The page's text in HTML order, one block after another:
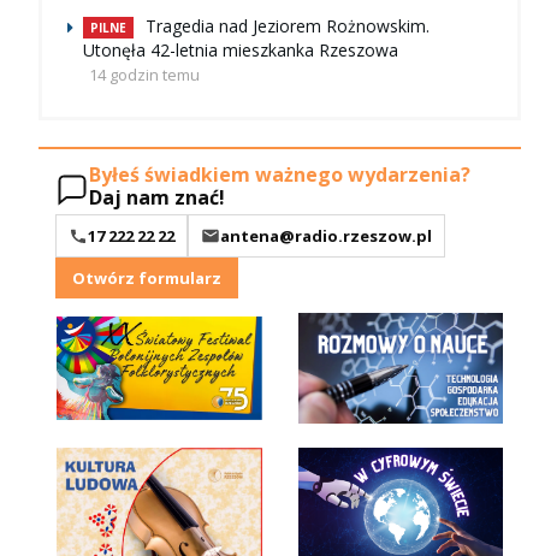
PILNE
Tragedia nad Jeziorem Rożnowskim.
Utonęła 42-letnia mieszkanka Rzeszowa
14 godzin temu
Byłeś świadkiem ważnego wydarzenia?
Daj nam znać!
17 222 22 22
antena@radio.rzeszow.pl
Otwórz formularz